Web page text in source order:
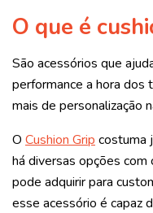
O que é
São acessórios que
performance a hora dos
mais de personalização
O Cushion Grip costuma
há diversas opções
pode adquirir para
esse acessório é capaz